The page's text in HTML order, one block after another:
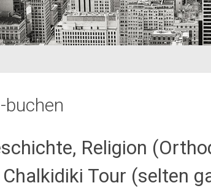
Religion
Tour (selten